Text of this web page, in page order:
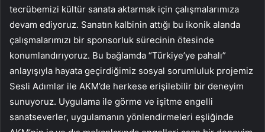
tecrübemizi kültür sanata aktarmak için çalışmalarımıza
devam ediyoruz. Sanatın kalbinin attığı bu ikonik alanda
çalışmalarımızı bir sponsorluk sürecinin ötesinde
konumlandırıyoruz. Bu bağlamda “Türkiye’ye pahalı”
anlayışıyla hayata geçirdiğimiz sosyal sorumluluk projemiz
Sesli Adımlar ile AKM’de herkese erişilebilir bir deneyim
sunuyoruz. Uygulama ile görme ve işitme engelli
sanatseverler, uygulamanın yönlendirmeleri eşliğinde